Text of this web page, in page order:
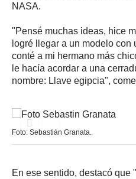
NASA.
"Pensé muchas ideas, hice
logré llegar a un modelo con
conté a mi hermano más
le hacía acordar a una
nombre: Llave egipcia",
Foto: Sebastián Granata.
En ese sentido, destacó que